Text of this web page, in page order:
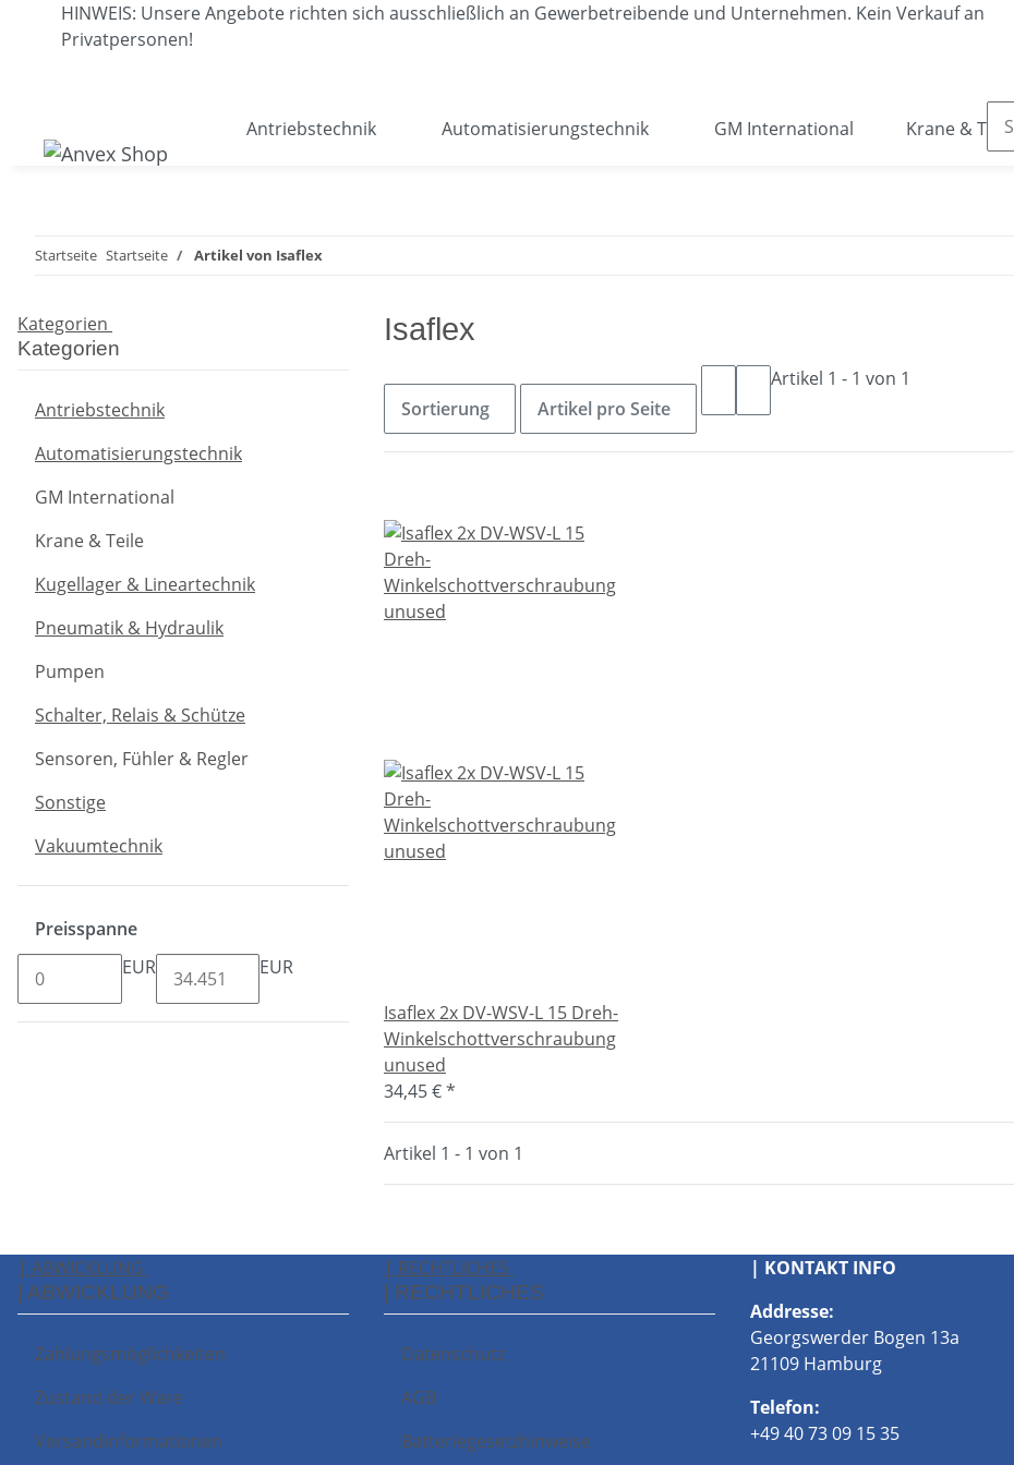
HINWEIS: Unsere Angebote richten sich ausschließlich an Gewerbetreibende und Unternehmen. Kein Verkauf an
Privatpersonen!
Antriebstechnik Automatisierungstechnik GM International Krane & Teile
Startseite Startseite Artikel von Isaflex
Isaflex
Sortierung Artikel pro Seite
Artikel 1 - 1 von 1
Isaflex 2x DV-WSV-L 15 Dreh-
Winkelschottverschraubung
unused
34,45 €*
Artikel 1 - 1 von 1
Kategorien
Kategorien
Antriebstechnik
Automatisierungstechnik
GM International
Krane & Teile
Kugellager & Lineartechnik
Pneumatik & Hydraulik
Pumpen
Schalter, Relais & Schütze
Sensoren, Fühler & Regler
Sonstige
Vakuumtechnik
Preisspanne
EUR
EUR
| ABWICKLUNG
| ABWICKLUNG
Zahlungsmöglichkeiten
Zustand der Ware
Versandinformationen
| RECHTLICHES
| RECHTLICHES
Datenschutz
AGB
Batteriegesetzhinweise
| KONTAKT INFO
Addresse:
Georgswerder Bogen 13a
21109 Hamburg
Telefon:
+49 40 73 09 15 35